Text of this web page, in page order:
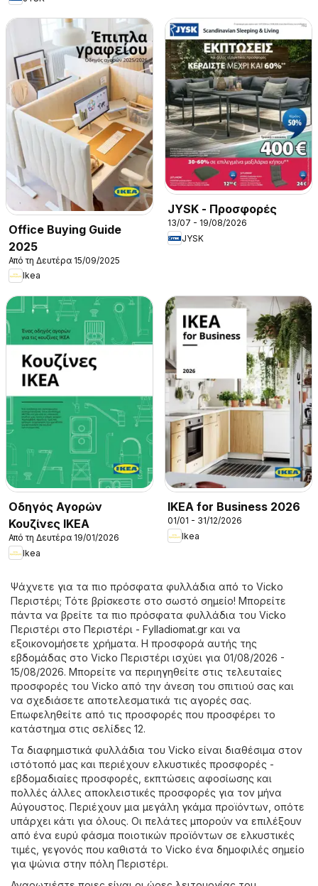
Office Buying Guide
2025
Από τη Δευτέρα 15/09/2025
Ikea
JYSK - Προσφορές
13/07 - 19/08/2026
JYSK
Οδηγός Αγορών
Κουζίνες IKEA
Από τη Δευτέρα 19/01/2026
Ikea
IKEA for Business 2026
01/01 - 31/12/2026
Ikea
Ψάχνετε για τα πιο πρόσφατα φυλλάδια από το Vicko
Περιστέρι; Τότε βρίσκεστε στο σωστό σημείο! Μπορείτε
πάντα να βρείτε τα πιο πρόσφατα φυλλάδια του Vicko
Περιστέρι στο Περιστέρι - Fylladiomat.gr και να
εξοικονομήσετε χρήματα. Η προσφορά αυτής της
εβδομάδας στο Vicko Περιστέρι ισχύει για 01/08/2026 -
15/08/2026. Μπορείτε να περιηγηθείτε στις τελευταίες
προσφορές του Vicko από την άνεση του σπιτιού σας και
να σχεδιάσετε αποτελεσματικά τις αγορές σας.
Επωφεληθείτε από τις προσφορές που προσφέρει το
κατάστημα στις σελίδες 12.
Τα διαφημιστικά φυλλάδια του Vicko είναι διαθέσιμα στον
ιστότοπό μας και περιέχουν ελκυστικές προσφορές -
εβδομαδιαίες προσφορές, εκπτώσεις αφοσίωσης και
πολλές άλλες αποκλειστικές προσφορές για τον μήνα
Αύγουστος. Περιέχουν μια μεγάλη γκάμα προϊόντων, οπότε
υπάρχει κάτι για όλους. Οι πελάτες μπορούν να επιλέξουν
από ένα ευρύ φάσμα ποιοτικών προϊόντων σε ελκυστικές
τιμές, γεγονός που καθιστά το Vicko ένα δημοφιλές σημείο
για ψώνια στην πόλη Περιστέρι.